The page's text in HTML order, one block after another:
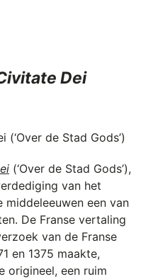
Dei
(‘Over de Stad Gods’),
van het
een van
De Franse vertaling
van de Franse
en 1375 maakte,
origineel, een ruim